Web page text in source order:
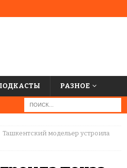
РАЗНОЕ
Ташкентский модельер устроила